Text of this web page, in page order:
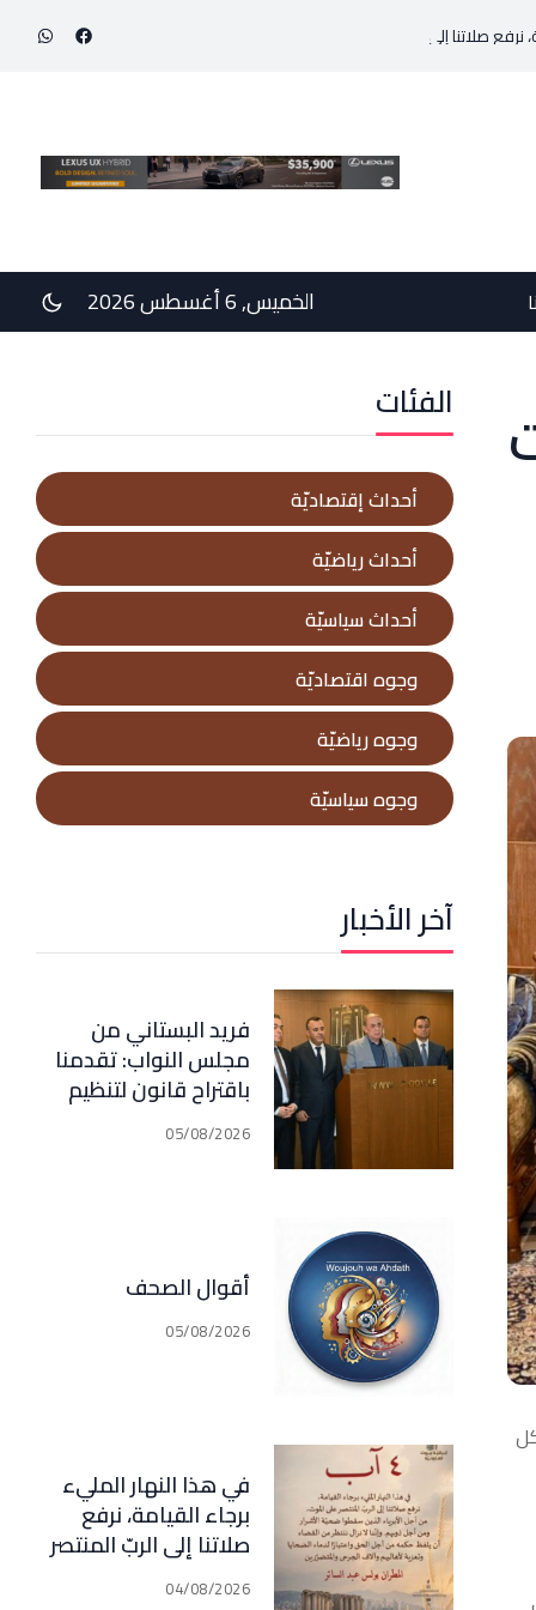
إلى الربّ المنتصر على الموت، من أجل الأبرياء الذين سقطوا ضحيّة الأشرار
الخميس, 6 أغسطس 2026
الفئات
أحداث إقتصاديّة
أحداث رياضيّة
أحداث سياسيّة
وجوه اقتصاديّة
وجوه رياضيّة
وجوه سياسيّة
آخر الأخبار
فريد البستاني من
مجلس النواب: تقدمنا
باقتراح قانون لتنظيم
أعمال الوساطة
والتمثيل في مجال
05/08/2026
أقوال الصحف
05/08/2026
في هذا النهار المليء
برجاء القيامة، نرفع
صلاتنا إلى الربّ المنتصر
على الموت، من أجل
04/08/2026